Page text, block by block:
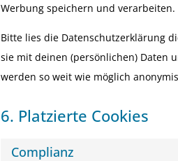
Werbung speichern und verarbeiten.
Bitte lies die Datenschutzerklärung
sie mit deinen (persönlichen) Daten
werden so weit wie möglich
6. Platzierte Cookies
Complianz